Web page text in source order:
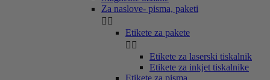
Za naslove- pisma, paketi
 
Etikete za pakete
 
Etikete za laserski tiskalnik
Etikete za inkjet tiskalnike
Etikete za pisma